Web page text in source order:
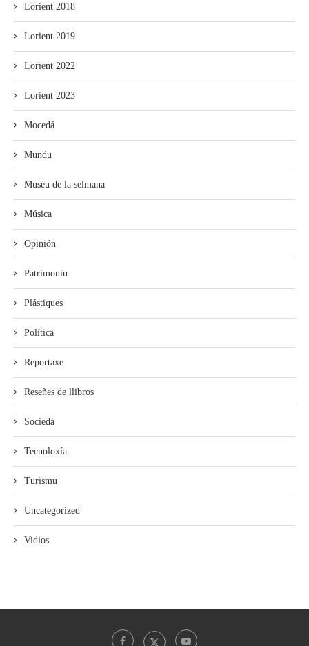
Lorient 2018
Lorient 2019
Lorient 2022
Lorient 2023
Mocedá
Mundu
Muséu de la selmana
Música
Opinión
Patrimoniu
Plástiques
Política
Reportaxe
Reseñes de llibros
Sociedá
Tecnoloxía
Turismu
Uncategorized
Vidios